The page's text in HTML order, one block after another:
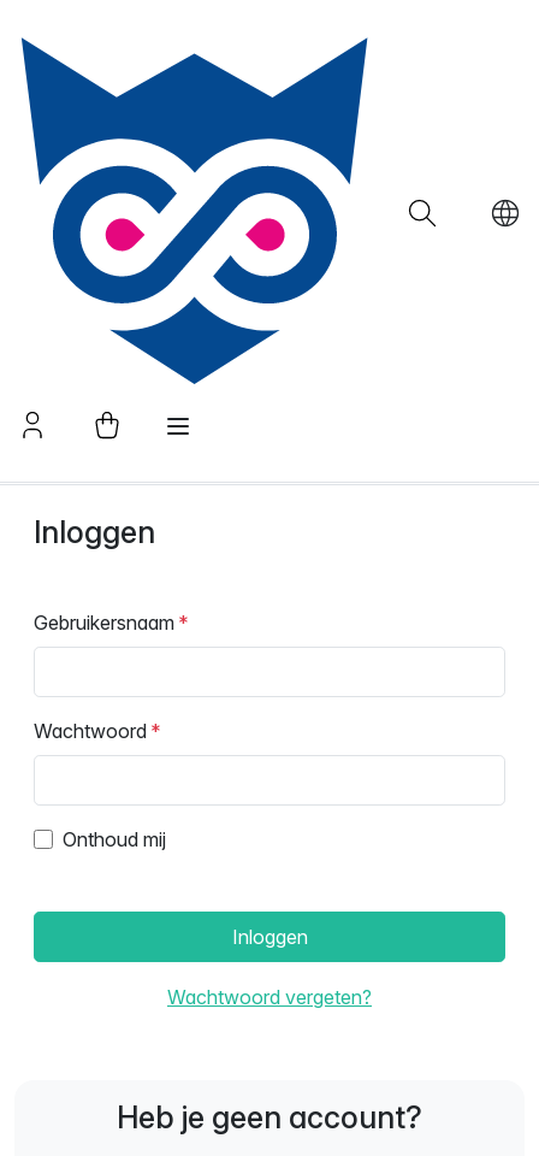
Inloggen
Gebruikersnaam
Wachtwoord
Onthoud mij
Inloggen
Wachtwoord vergeten?
Heb je geen account?